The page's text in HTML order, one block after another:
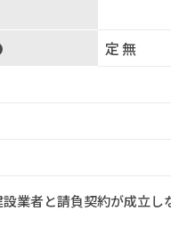
定無
業者と請負契約が成立